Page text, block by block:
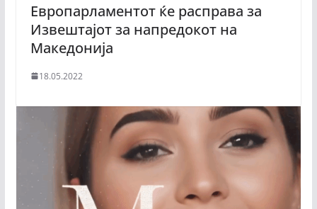
Европарламентот ќе расправа за
Извештајот за напредокот на
Македонија
18.05.2022